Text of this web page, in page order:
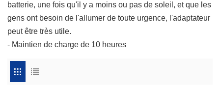
batterie, une fois qu'il y a moins ou pas de soleil, et que les
gens ont besoin de l'allumer de toute urgence, l'adaptateur
peut être très utile.
- Maintien de charge de 10 heures